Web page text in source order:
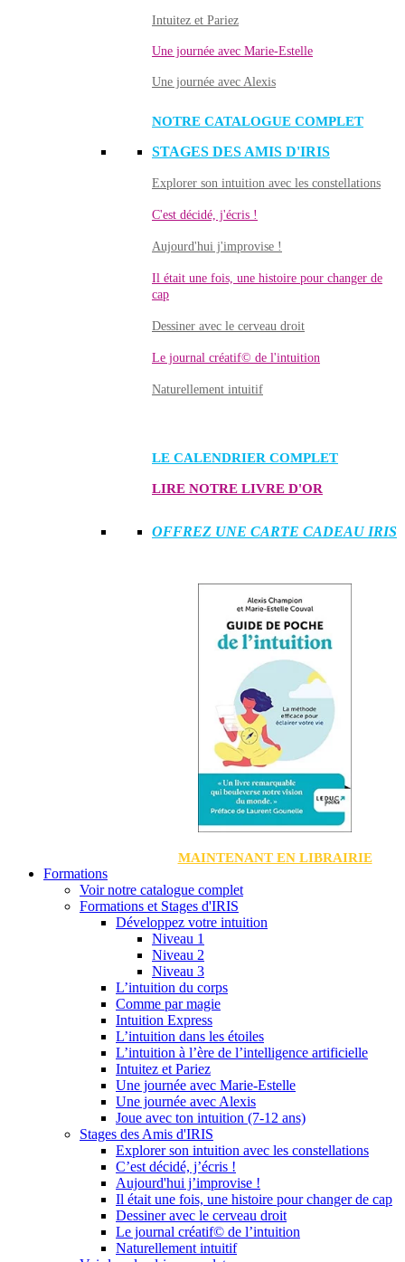
Intuitez et Pariez
Une journée avec Marie-Estelle
Une journée avec Alexis
NOTRE CATALOGUE COMPLET
STAGES DES AMIS D'IRIS
Explorer son intuition avec les constellations
C'est décidé, j'écris !
Aujourd'hui j'improvise !
Il était une fois, une histoire pour changer de
cap
Dessiner avec le cerveau droit
Le journal créatif© de l'intuition
Naturellement intuitif
LE CALENDRIER COMPLET
LIRE NOTRE LIVRE D'OR
OFFREZ UNE CARTE CADEAU IRIS
MAINTENANT EN LIBRAIRIE
Formations
Voir notre catalogue complet
Formations et Stages d'IRIS
Développez votre intuition
Niveau 1
Niveau 2
Niveau 3
L’intuition du corps
Comme par magie
Intuition Express
L’intuition dans les étoiles
L’intuition à l’ère de l’intelligence artificielle
Intuitez et Pariez
Une journée avec Marie-Estelle
Une journée avec Alexis
Joue avec ton intuition (7-12 ans)
Stages des Amis d'IRIS
Explorer son intuition avec les constellations
C’est décidé, j’écris !
Aujourd'hui j’improvise !
Il était une fois, une histoire pour changer de cap
Dessiner avec le cerveau droit
Le journal créatif© de l’intuition
Naturellement intuitif